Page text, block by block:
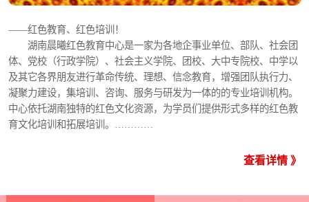
——红色教育、红色培训！
湖南晨曦红色教育中心是一家为各地企事业单位、部队、社会团
体、党校（行政学院）、社会主义学院、团校、大中专院校、中学以
及其它各界朋友进行革命传统、理想、信念教育，增强团队执行力、
凝聚力建设，集培训、咨询、服务与研发为一体的的专业培训机构。
中心依托湖南独特的红色文化资源，为学员们提供形式多样的红色教
育文化培训和拓展培训。…………
查看详情 》